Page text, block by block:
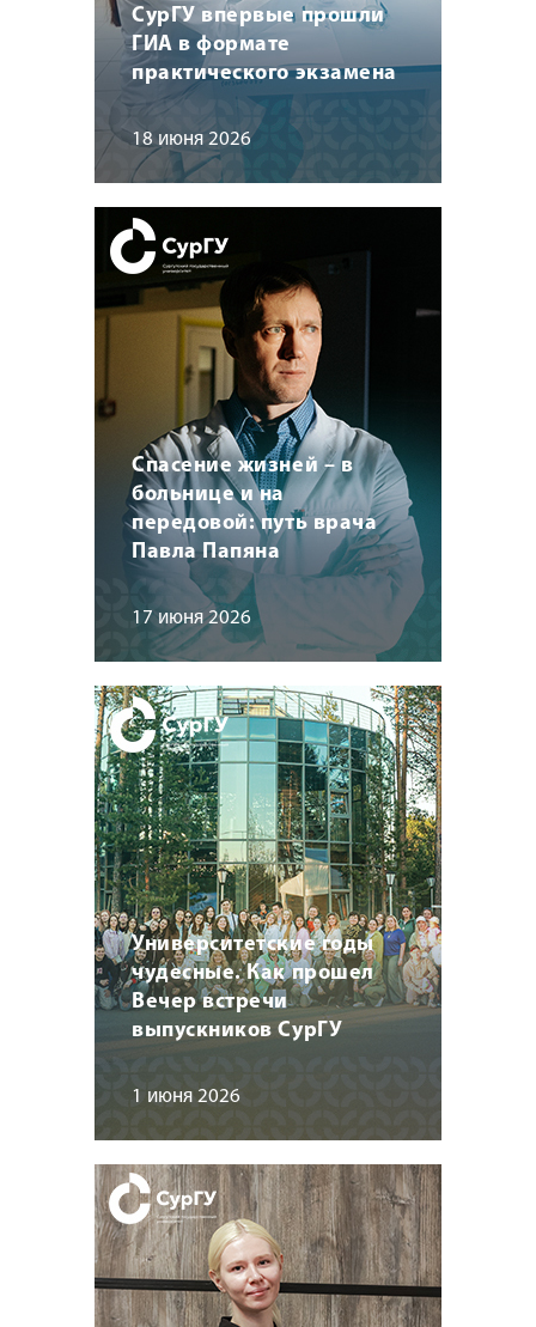
СурГУ впервые прошли
ГИА в формате
практического экзамена
18 июня 2026
Спасение жизней – в
больнице и на
передовой: путь врача
Павла Папяна
17 июня 2026
Университетские годы
чудесные. Как прошел
Вечер встречи
выпускников СурГУ
1 июня 2026